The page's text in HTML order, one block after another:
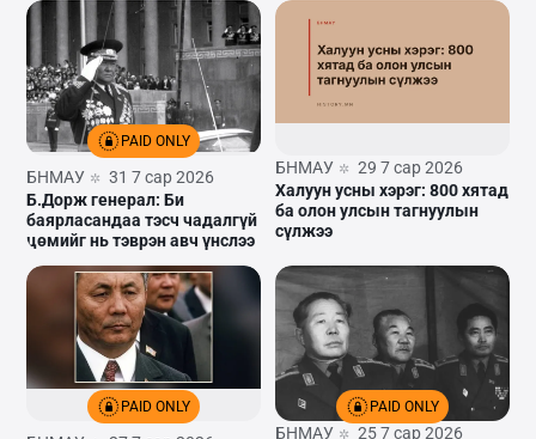
PAID ONLY
БНМАУ
31 7 сар 2026
Б.Дорж генерал: Би
баярласандаа тэсч чадалгүй
цөмийг нь тэврэн авч үнслээ
БНМАУ
29 7 сар 2026
Халуун усны хэрэг: 800 хятад
ба олон улсын тагнуулын
сүлжээ
PAID ONLY PAID ONLY
БНМАУ
25 7 сар 2026